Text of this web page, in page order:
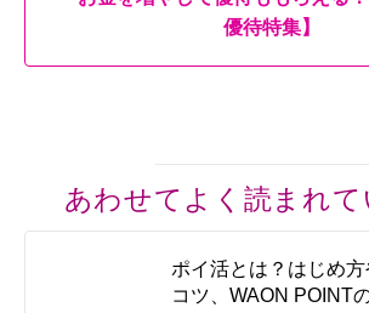
優待特集】
あわせてよく読まれて
ポイ活とは？はじめ
コツ、WAON POINT